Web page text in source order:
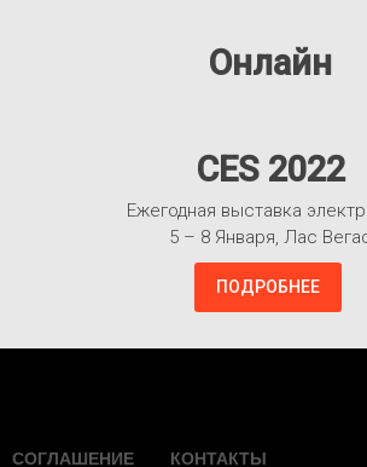
Онлайн
CES 2022
Ежегодная выставка
5 – 8 Января, Лас
ПОДРОБНЕЕ
СОГЛАШЕНИЕ КОНТАКТЫ